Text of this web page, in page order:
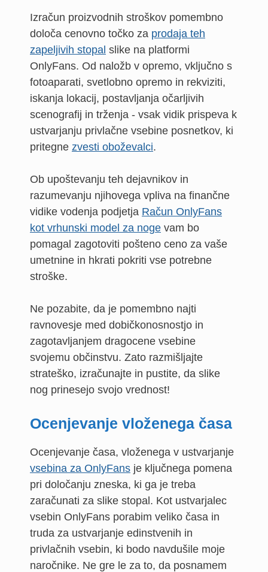
Izračun proizvodnih stroškov pomembno
določa cenovno točko za prodaja teh
zapeljivih stopal slike na platformi
OnlyFans. Od naložb v opremo, vključno s
fotoaparati, svetlobno opremo in rekviziti,
iskanja lokacij, postavljanja očarljivih
scenografij in trženja - vsak vidik prispeva k
ustvarjanju privlačne vsebine posnetkov, ki
pritegne zvesti oboževalci.
Ob upoštevanju teh dejavnikov in
razumevanju njihovega vpliva na finančne
vidike vodenja podjetja Račun OnlyFans
kot vrhunski model za noge vam bo
pomagal zagotoviti pošteno ceno za vaše
umetnine in hkrati pokriti vse potrebne
stroške.
Ne pozabite, da je pomembno najti
ravnovesje med dobičkonosnostjo in
zagotavljanjem dragocene vsebine
svojemu občinstvu. Zato razmišljajte
strateško, izračunajte in pustite, da slike
nog prinesejo svojo vrednost!
Ocenjevanje vloženega časa
Ocenjevanje časa, vloženega v ustvarjanje
vsebina za OnlyFans je ključnega pomena
pri določanju zneska, ki ga je treba
zaračunati za slike stopal. Kot ustvarjalec
vsebin OnlyFans porabim veliko časa in
truda za ustvarjanje edinstvenih in
privlačnih vsebin, ki bodo navdušile moje
naročnike. Ne gre le za to, da posnamem